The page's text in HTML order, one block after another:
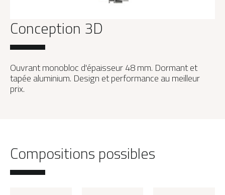
Conception 3D
Ouvrant monobloc d'épaisseur 48 mm. Dormant et
tapée aluminium. Design et performance au meilleur
prix.
Compositions possibles